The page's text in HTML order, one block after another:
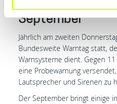
September
Jährlich am zweiten
Bundesweite Warntag statt,
Warnsysteme dient. Gegen
eine Probewarnung
Lautsprecher und Sirenen zu
Der September bringt einige